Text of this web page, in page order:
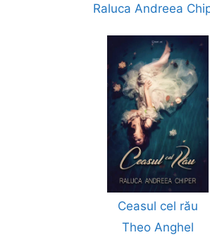
Raluca Andreea
Ceasul cel rău
Theo Anghel